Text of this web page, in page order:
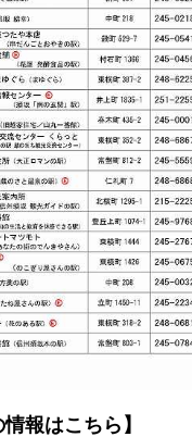
情報はこちら】